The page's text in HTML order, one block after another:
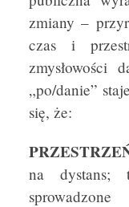
zmiany –
czas i
zmysłowości
„po/danie”
się, że:
na dystans;